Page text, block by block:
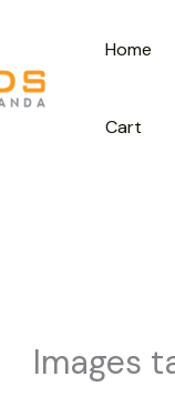
Home
Cart
Images